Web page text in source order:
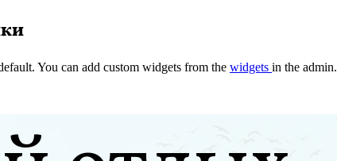
You can add custom widgets from the widgets in the admin.